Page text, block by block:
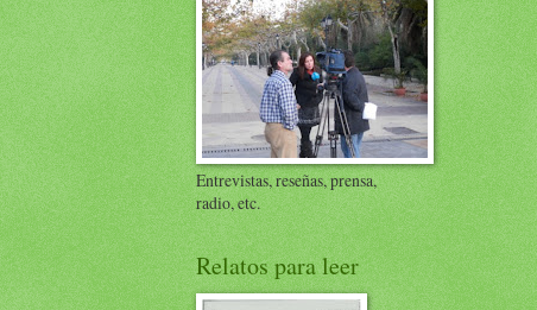
Entrevistas, reseñas, prensa,
radio, etc.
Relatos para leer